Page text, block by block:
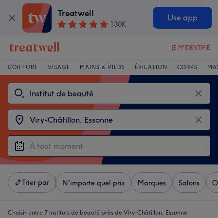
Treatwell
130K
Use app
JE M'IDENTIFIE
COIFFURE VISAGE MAINS & PIEDS ÉPILATION CORPS
Trier par N'importe quel prix Marques Salons
Choisir entre 7 instituts de beauté près de Viry-Châtillon, Essonne